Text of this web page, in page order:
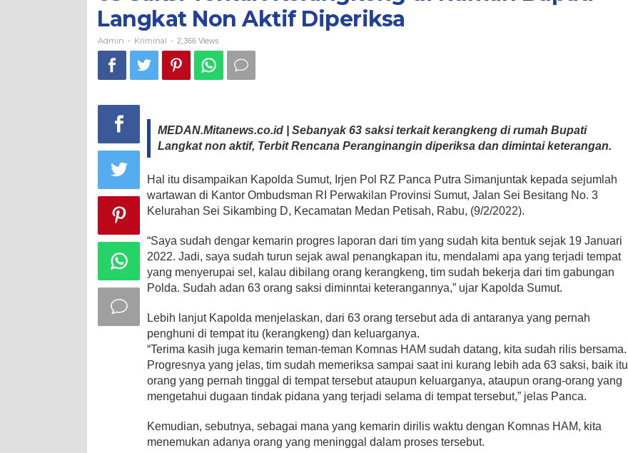
Bupati
Langkat
Non
Aktif
Diperiksa
Langkat Non Aktif Diperiksa
Admin - Kriminal - 2,366 Views
MEDAN.Mitanews.co.id | Sebanyak 63 saksi terkait kerangkeng di rumah Bupati
Langkat non aktif, Terbit Rencana Peranginangin diperiksa dan dimintai keterangan.
Hal itu disampaikan Kapolda Sumut, Irjen Pol RZ Panca Putra Simanjuntak kepada sejumlah
wartawan di Kantor Ombudsman RI Perwakilan Provinsi Sumut, Jalan Sei Besitang No. 3
Kelurahan Sei Sikambing D, Kecamatan Medan Petisah, Rabu, (9/2/2022).
“Saya sudah dengar kemarin progres laporan dari tim yang sudah kita bentuk sejak 19 Januari
2022. Jadi, saya sudah turun sejak awal penangkapan itu, mendalami apa yang terjadi tempat
yang menyerupai sel, kalau dibilang orang kerangkeng, tim sudah bekerja dari tim gabungan
Polda. Sudah adan 63 orang saksi diminntai keterangannya,” ujar Kapolda Sumut.
Lebih lanjut Kapolda menjelaskan, dari 63 orang tersebut ada di antaranya yang pernah
penghuni di tempat itu (kerangkeng) dan keluarganya.
“Terima kasih juga kemarin teman-teman Komnas HAM sudah datang, kita sudah rilis bersama.
Progresnya yang jelas, tim sudah memeriksa sampai saat ini kurang lebih ada 63 saksi, baik itu
orang yang pernah tinggal di tempat tersebut ataupun keluarganya, ataupun orang-orang yang
mengetahui dugaan tindak pidana yang terjadi selama di tempat tersebut,” jelas Panca.
Kemudian, sebutnya, sebagai mana yang kemarin dirilis waktu dengan Komnas HAM, kita
menemukan adanya orang yang meninggal dalam proses tersebut.